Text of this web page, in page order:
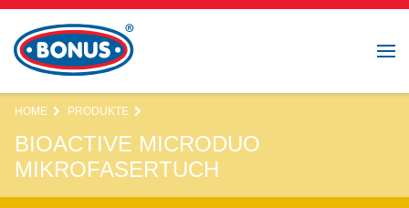
HOME PRODUKTE
BIOACTIVE MICRODUO
MIKROFASERTUCH